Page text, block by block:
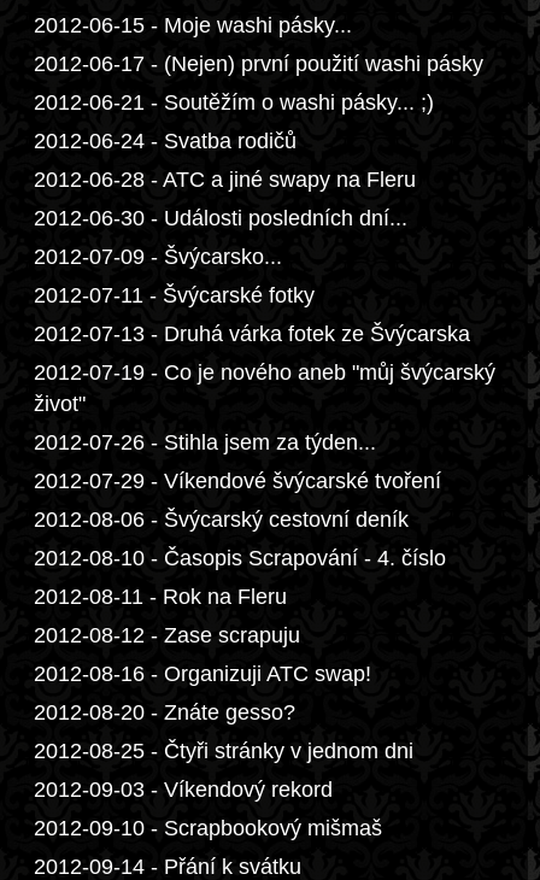
2012-06-15 - Moje washi pásky...
2012-06-17 - (Nejen) první použití washi pásky
2012-06-21 - Soutěžím o washi pásky... ;)
2012-06-24 - Svatba rodičů
2012-06-28 - ATC a jiné swapy na Fleru
2012-06-30 - Události posledních dní...
2012-07-09 - Švýcarsko...
2012-07-11 - Švýcarské fotky
2012-07-13 - Druhá várka fotek ze Švýcarska
2012-07-19 - Co je nového aneb "můj švýcarský
život"
2012-07-26 - Stihla jsem za týden...
2012-07-29 - Víkendové švýcarské tvoření
2012-08-06 - Švýcarský cestovní deník
2012-08-10 - Časopis Scrapování - 4. číslo
2012-08-11 - Rok na Fleru
2012-08-12 - Zase scrapuju
2012-08-16 - Organizuji ATC swap!
2012-08-20 - Znáte gesso?
2012-08-25 - Čtyři stránky v jednom dni
2012-09-03 - Víkendový rekord
2012-09-10 - Scrapbookový mišmaš
2012-09-14 - Přání k svátku